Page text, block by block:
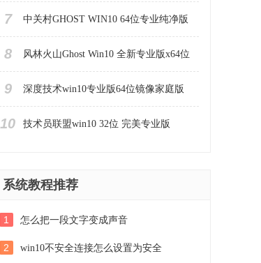
7 中关村GHOST WIN10 64位专业纯净版
8 风林火山Ghost Win10 全新专业版x64位
9 深度技术win10专业版64位镜像家庭版
10 技术员联盟win10 32位 完美专业版
系统教程推荐
1 怎么把一段文字变成声音
2 win10不安全连接怎么设置为安全